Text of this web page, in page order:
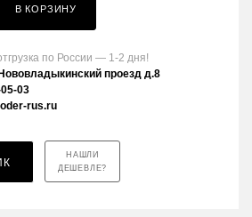
В КОРЗИНУ
по России — 1-2 дня!
Нововладыкинский проезд д.8
03
rus.ru
НАШЛИ
ДЕШЕВЛЕ?